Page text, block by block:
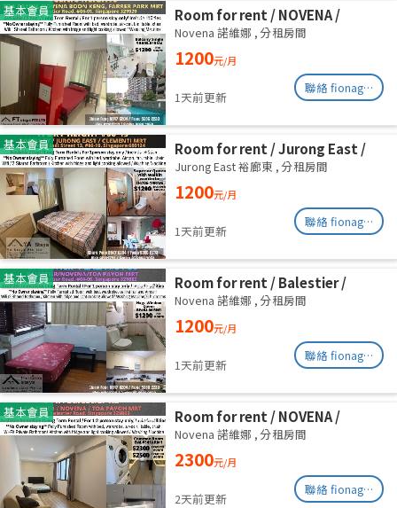
基本會員
Room for rent / NOVENA /
Common room / 1pax stay /
Available Sept 2
Novena 諾維娜 , 分租房間
1200元/月
1天前更新
聯絡 fionag@transinex.com.sg
基本會員
Room for rent / Jurong East /
Common room / 1pax stay /
Available 2 Sept
Jurong East 裕廊東 , 分租房間
1200元/月
1天前更新
聯絡 fionag@transinex.com.sg
基本會員
Room for rent / Balestier /
Common room / 1pax stay /
Available Immediately
Novena 諾維娜 , 分租房間
1200元/月
1天前更新
聯絡 fionag@transinex.com.sg
基本會員
Room for rent / NOVENA /
Master room / 2,3 pax stay /
Available Immediately
Novena 諾維娜 , 分租房間
2300元/月
2天前更新
聯絡 fionag@transinex.com.sg